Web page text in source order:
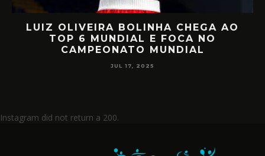
LUIZ OLIVEIRA BOLINHA CHEGA AO
TOP 6 MUNDIAL E FOCA NO
CAMPEONATO MUNDIAL
JUL 17, 2025
Instagram did not return a 200.